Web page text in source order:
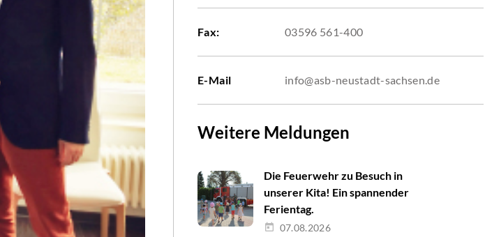
Fax: 03596 561-400
E-Mail info@asb-neustadt-sachsen.de
Weitere Meldungen
Die Feuerwehr zu Besuch in
unserer Kita! Ein spannender
Ferientag.
07.08.2026